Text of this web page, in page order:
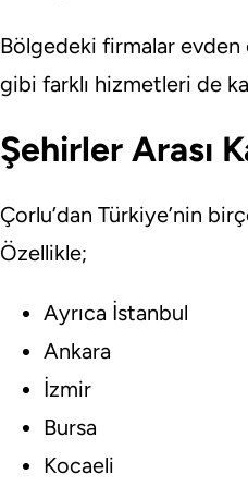
Bölgedeki firmalar evden
gibi farklı hizmetleri de
Şehirler Arası
Çorlu’dan Türkiye’nin
Özellikle;
Ayrıca İstanbul
Ankara
İzmir
Bursa
Kocaeli